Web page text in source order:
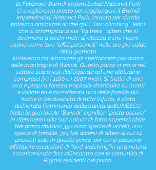
21 Febbraio: Bwindi Impenetrabal National Park
Ci sveglieremo presto per raggiungere il Bwindi
Impenetrabal National Park, intanto per strada
potremo ammirare anche qui i “lion climbing”, leoni
che si arrampicano sui “fig trees”, alberi che si
diramano a pochi metri di altezza e che i leoni
usano come loro “uffici personali” nelle ore più calde
della giornata.
Inizieremo ad ammirare gli spettacolari panorami
delle montagne di Bwindi. Questo parco si trova nel
settore sud ovest dell’Uganda ad una altitudine
compresa fra i 1160 e i 2607 metri. Si tratta di una
vera e propria foresta tropicale distribuita su monti
e vallate ed è considerata una delle foreste più
ricche in biodiversità di tutta l’Africa, è stata
dichiarata Patrimonio dell’umanità dall’UNESCO.
Nella lingua locale “Bwindi” significa “posto oscuro”
in riferimento alla sua natura di fatto impenetrabile.
Nel parco abitano 350 circa specie di uccelli, 200
specie di farfalle, 324 tipi diversi di alberi di cui 14
presenti solo in questo parco, per cui si possono
effettuare escursioni di “bird watching”in una natura
incontaminata fino all’incontro con le comunità di
Pigmei residenti nel parco.